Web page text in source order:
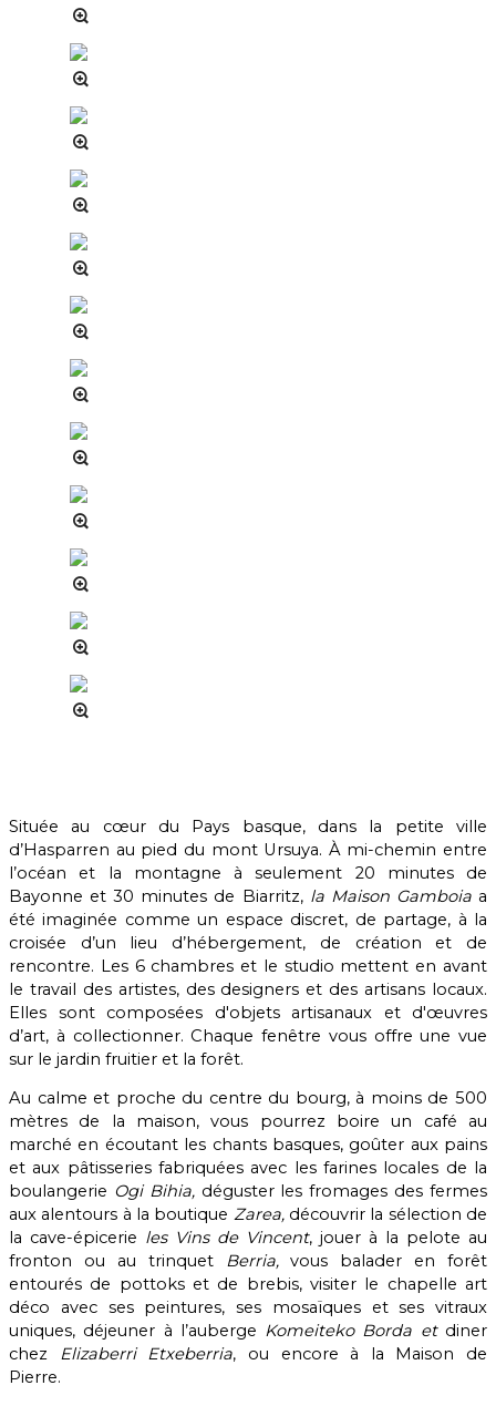
Située au cœur du Pays basque, dans la petite ville
d’Hasparren au pied du mont Ursuya. À mi-chemin entre
l’océan et la montagne à seulement 20 minutes de
Bayonne et 30 minutes de Biarritz, la Maison Gamboia a
été imaginée comme un espace discret, de partage, à la
croisée d’un lieu d’hébergement, de création et de
rencontre. Les 6 chambres et le studio mettent en avant
le travail des artistes, des designers et des artisans locaux.
Elles sont composées d'objets artisanaux et d'œuvres
d’art, à collectionner. Chaque fenêtre vous offre une vue
sur le jardin fruitier et la forêt.
Au calme et proche du centre du bourg, à moins de 500
mètres de la maison, vous pourrez boire un café au
marché en écoutant les chants basques, goûter aux pains
et aux pâtisseries fabriquées avec les farines locales de la
boulangerie Ogi Bihia,déguster les fromages des fermes
aux alentours à la boutique Zarea,découvrir la sélection de
la cave-épicerie les Vins de Vincent, jouer à la pelote au
fronton ou au trinquetBerria,vous balader en forêt
entourés de pottoks et de brebis, visiter le chapelle art
déco avec ses peintures, ses mosaïques et ses vitraux
uniques, déjeuner à l’auberge Komeiteko Borda et diner
chez Elizaberri Etxeberria, ou encore à la Maison de
Pierre.